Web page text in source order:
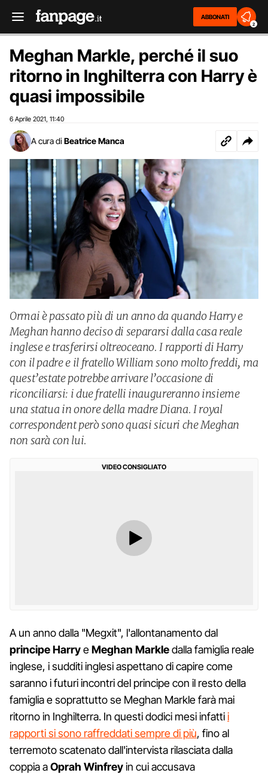
ABBONATI
2
Meghan Markle, perché il suo
ritorno in Inghilterra con Harry è
quasi impossibile
6 Aprile 2021 11:40
A cura di Beatrice Manca
Ormai è passato più di un anno da quando Harry e
Meghan hanno deciso di separarsi dalla casa reale
inglese e trasferirsi oltreoceano. I rapporti di Harry
con il padre e il fratello William sono molto freddi, ma
quest’estate potrebbe arrivare l’occasione di
riconciliarsi: i due fratelli inaugureranno insieme
una statua in onore della madre Diana. I royal
correspondent però sono quasi sicuri che Meghan
non sarà con lui.
VIDEO CONSIGLIATO
A un anno dalla "Megxit", l'allontanamento dal
principe HarryeMeghan Markledalla famiglia reale
inglese, i sudditi inglesi aspettano di capire come
saranno i futuri incontri del principe con il resto della
famiglia e soprattutto se Meghan Markle farà mai
ritorno in Inghilterra. In questi dodici mesi infattii
rapporti si sono raffreddati sempre di più, fino al
terremoto scatenato dall'intervista rilasciata dalla
coppia aOprah Winfreyin cui accusava